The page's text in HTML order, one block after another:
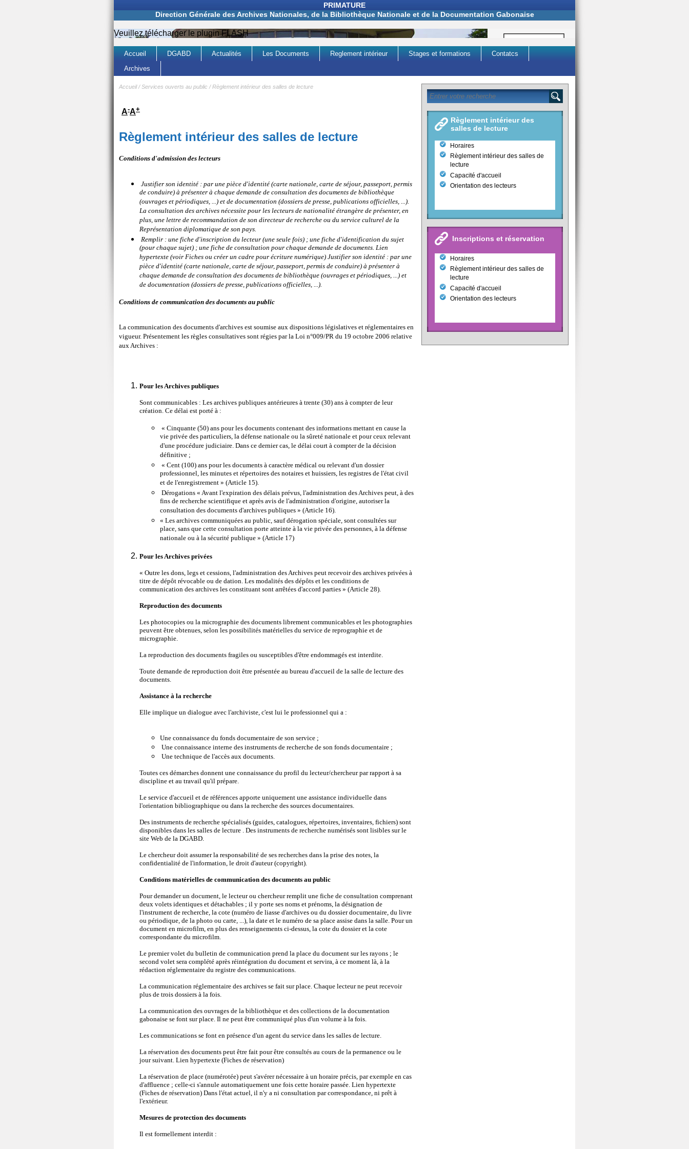
PRIMATURE
Direction Générale des Archives Nationales, de la Bibliothèque Nationale et de la Documentation Gabonaise
Veuillez télécharger le plugin FLASH
Accueil DGABD Actualités Les Documents Reglement intérieur Stages et formations
Contatcs
Archives
Accueil /Services ouverts au public /Règlement intérieur des salles de lecture
A-A+
Règlement intérieur des salles de lecture
Conditions d'admission des lecteurs
Justifier son identité : par une pièce d'identité (carte nationale, carte de séjour, passeport, permis
de conduire) à présenter à chaque demande de consultation des documents de bibliothèque
(ouvrages et périodiques, ...) et de documentation (dossiers de presse, publications officielles, ...).
La consultation des archives nécessite pour les lecteurs de nationalité étrangère de présenter, en
plus, une lettre de recommandation de son directeur de recherche ou du service culturel de la
Représentation diplomatique de son pays.
Remplir : une fiche d'inscription du lecteur (une seule fois) ; une fiche d'identification du sujet
(pour chaque sujet) ; une fiche de consultation pour chaque demande de documents. Lien
hypertexte (voir Fiches ou créer un cadre pour écriture numérique) Justifier son identité : par une
pièce d'identité (carte nationale, carte de séjour, passeport, permis de conduire) à présenter à
chaque demande de consultation des documents de bibliothèque (ouvrages et périodiques, ...) et
de documentation (dossiers de presse, publications officielles, ...).
Conditions de communication des documents au public
La communication des documents d'archives est soumise aux dispositions législatives et réglementaires en
vigueur. Présentement les règles consultatives sont régies par la Loi n°009/PR du 19 octobre 2006 relative
aux Archives :
Pour les Archives publiques
Sont communicables : Les archives publiques antérieures à trente (30) ans à compter de leur
création. Ce délai est porté à :
« Cinquante (50) ans pour les documents contenant des informations mettant en cause la
vie privée des particuliers, la défense nationale ou la sûreté nationale et pour ceux relevant
d'une procédure judiciaire. Dans ce dernier cas, le délai court à compter de la décision
définitive ;
« Cent (100) ans pour les documents à caractère médical ou relevant d'un dossier
professionnel, les minutes et répertoires des notaires et huissiers, les registres de l'état civil
et de l'enregistrement » (Article 15).
Dérogations « Avant l'expiration des délais prévus, l'administration des Archives peut, à des
fins de recherche scientifique et après avis de l'administration d'origine, autoriser la
consultation des documents d'archives publiques » (Article 16).
« Les archives communiquées au public, sauf dérogation spéciale, sont consultées sur
place, sans que cette consultation porte atteinte à la vie privée des personnes, à la défense
nationale ou à la sécurité publique » (Article 17)
Pour les Archives privées
« Outre les dons, legs et cessions, l'administration des Archives peut recevoir des archives privées à
titre de dépôt révocable ou de dation. Les modalités des dépôts et les conditions de
communication des archives les constituant sont arrêtées d'accord parties » (Article 28).
Reproduction des documents
Les photocopies ou la micrographie des documents librement communicables et les photographies
peuvent être obtenues, selon les possibilités matérielles du service de reprographie et de
micrographie.
La reproduction des documents fragiles ou susceptibles d'être endommagés est interdite.
Toute demande de reproduction doit être présentée au bureau d'accueil de la salle de lecture des
documents.
Assistance à la recherche
Elle implique un dialogue avec l'archiviste, c'est lui le professionnel qui a :
Une connaissance du fonds documentaire de son service ;
Une connaissance interne des instruments de recherche de son fonds documentaire ;
Une technique de l'accès aux documents.
Toutes ces démarches donnent une connaissance du profil du lecteur/chercheur par rapport à sa
discipline et au travail qu'il prépare.
Le service d'accueil et de références apporte uniquement une assistance individuelle dans
l'orientation bibliographique ou dans la recherche des sources documentaires.
Des instruments de recherche spécialisés (guides, catalogues, répertoires, inventaires, fichiers) sont
disponibles dans les salles de lecture . Des instruments de recherche numérisés sont lisibles sur le
site Web de la DGABD.
Le chercheur doit assumer la responsabilité de ses recherches dans la prise des notes, la
confidentialité de l'information, le droit d'auteur (copyright).
Conditions matérielles de communication des documents au public
Pour demander un document, le lecteur ou chercheur remplit une fiche de consultation comprenant
deux volets identiques et détachables ; il y porte ses noms et prénoms, la désignation de
l'instrument de recherche, la cote (numéro de liasse d'archives ou du dossier documentaire, du livre
ou périodique, de la photo ou carte, ...), la date et le numéro de sa place assise dans la salle. Pour un
document en microfilm, en plus des renseignements ci-dessus, la cote du dossier et la cote
correspondante du microfilm.
Le premier volet du bulletin de communication prend la place du document sur les rayons ; le
second volet sera complété après réintégration du document et servira, à ce moment là, à la
rédaction réglementaire du registre des communications.
La communication réglementaire des archives se fait sur place. Chaque lecteur ne peut recevoir
plus de trois dossiers à la fois.
La communication des ouvrages de la bibliothèque et des collections de la documentation
gabonaise se font sur place. Il ne peut être communiqué plus d'un volume à la fois.
Les communications se font en présence d'un agent du service dans les salles de lecture.
La réservation des documents peut être fait pour être consultés au cours de la permanence ou le
jour suivant. Lien hypertexte (Fiches de réservation)
La réservation de place (numérotée) peut s'avérer nécessaire à un horaire précis, par exemple en cas
d'affluence ; celle-ci s'annule automatiquement une fois cette horaire passée. Lien hypertexte
(Fiches de réservation) Dans l'état actuel, il n'y a ni consultation par correspondance, ni prêt à
l'extérieur.
Mesures de protection des documents
Il est formellement interdit :
Règlement intérieur des
salles de lecture
Horaires
Règlement intérieur des salles de
lecture
Capacité d'accueil
Orientation des lecteurs
Inscriptions et réservation
Horaires
Règlement intérieur des salles de
lecture
Capacité d'accueil
Orientation des lecteurs